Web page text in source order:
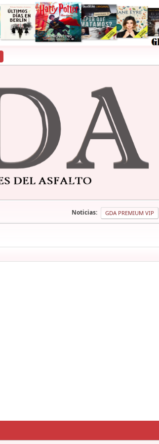
Noticias: GDA PREMIUM VIP